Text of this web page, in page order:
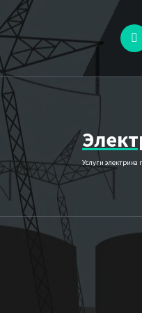
Перейти
к
содержимому
Услуги электрика